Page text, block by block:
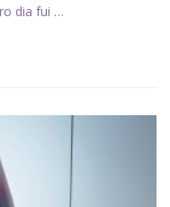
dia fui …